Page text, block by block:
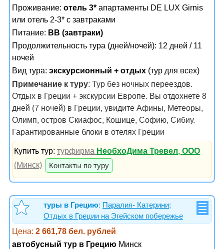
Проживание: отель 3* апартаменты DE LUX Girnis
или отель 2-3* с завтраками
Питание: BB (завтраки)
Продолжительность тура (дней/ночей): 12 дней / 11
ночей
Вид тура: экскурсионный + отдых (тур для всех)
Примечание к туру: Тур без ночных переездов.
Отдых в Греции + экскурсии Европе. Вы отдохнете 8
дней (7 ночей) в Греции, увидите Афины, Метеоры,
Олимп, остров Скиафос, Кошице, Софию, Сибиу.
Гарантированные блоки в отелях Греции
Купить тур:турфирма НеобхоДима Тревел, ООО
(Минск)
Контакты по туру
туры в Грецию: Паралия- Катерини;
Отдых в Греции на Эгейском побережье
Цена: 2 661,78 бел. рублей
автобусный тур в Грецию Минск